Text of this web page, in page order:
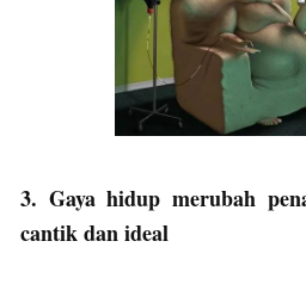
3. Gaya hidup merubah
cantik dan ideal